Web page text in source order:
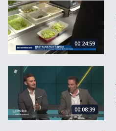
McDonald&#039;s: un
00:24:59
Actu éco : Le meilleur de la
00:08:39